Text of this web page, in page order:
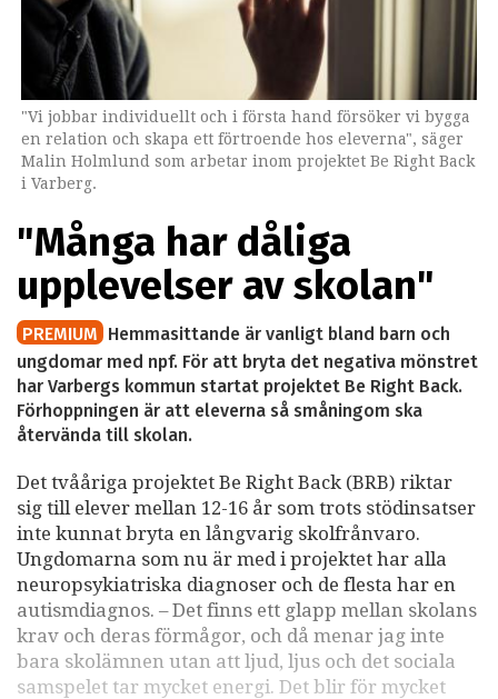
"Vi jobbar individuellt och i första hand försöker vi bygga
en relation och skapa ett förtroende hos eleverna", säger
Malin Holmlund som arbetar inom projektet Be Right Back
i Varberg.
"Många har dåliga
upplevelser av skolan"
PREMIUM Hemmasittande är vanligt bland barn och
ungdomar med npf. För att bryta det negativa mönstret
har Varbergs kommun startat projektet Be Right Back.
Förhoppningen är att eleverna så småningom ska
återvända till skolan.
Det tvååriga projektet Be Right Back (BRB) riktar
sig till elever mellan 12-16 år som trots stödinsatser
inte kunnat bryta en långvarig skolfrånvaro.
Ungdomarna som nu är med i projektet har alla
neuropsykiatriska diagnoser och de flesta har en
autismdiagnos. – Det finns ett glapp mellan skolans
krav och deras förmågor, och då menar jag inte
bara skolämnen utan att ljud, ljus och det sociala
samspelet tar mycket energi. Det blir för mycket